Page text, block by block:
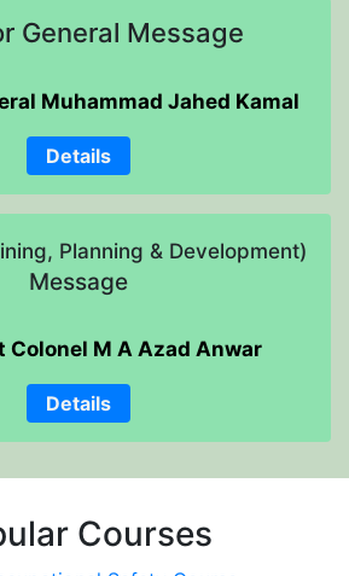
General Message
Muhammad Jahed Kamal
Details
Planning & Development)
Message
Colonel M A Azad Anwar
Details
Courses